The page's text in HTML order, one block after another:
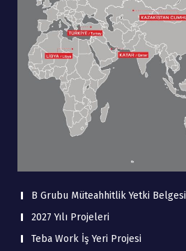
B Grubu Müteahhitlik Yetki Belgesi
2027 Yılı Projeleri
Teba Work İş Yeri Projesi